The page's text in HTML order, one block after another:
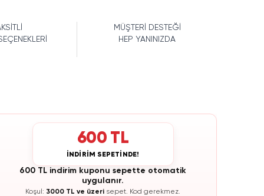
MÜŞTERİ DESTEĞİ
HEP YANINIZDA
600 TL
İNDİRİM SEPETİNDE!
600 TL indirim kuponu sepette otomatik
uygulanır.
Koşul: 3000 TL ve üzeri sepet. Kod gerekmez.